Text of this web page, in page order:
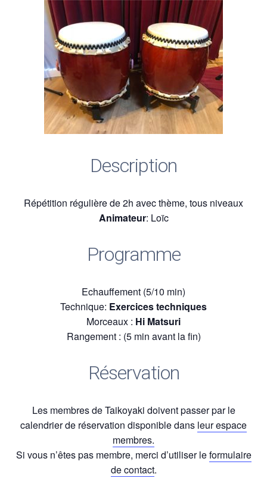
Description
Répétition régulière de 2h avec thème, tous niveaux
Animateur: Loïc
Programme
Echauffement (5/10 min)
Technique: Exercices techniques
Morceaux : Hi Matsuri
Rangement : (5 min avant la fin)
Réservation
Les membres de Taikoyaki doivent passer par le
calendrier de réservation disponible dans leur espace
membres.
Si vous n’êtes pas membre, merci d’utiliser leformulaire
de contact.